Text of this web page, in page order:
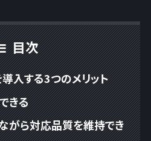
目次
入する3つのメリット
きる
がら対応品質を維持でき